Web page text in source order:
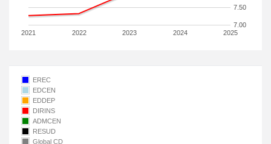
2021 2022 2023 2024 2025
7.00
7.50
EREC
EDCEN
EDDEP
DIRINS
ADMCEN
RESUD
Global CD